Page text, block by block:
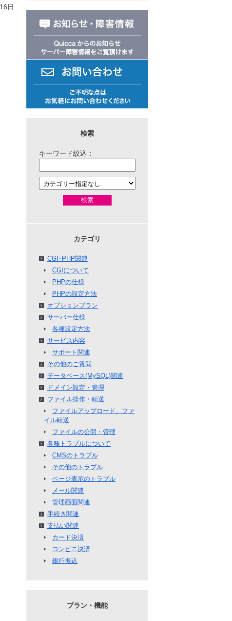
日
検索
キーワード絞込：
検索
カテゴリ
CGI･PHP関連
CGIについて
PHPの仕様
PHPの設定方法
オプションプラン
サーバー仕様
各種設定方法
サービス内容
サポート関連
その他のご質問
データベース(MySQL)関連
ドメイン設定・管理
ファイル操作・転送
ファイルアップロード、ファ
イル転送
ファイルの公開・管理
各種トラブルについて
CMSのトラブル
その他のトラブル
ページ表示のトラブル
メール関連
管理画面関連
手続き関連
支払い関連
カード決済
コンビニ決済
銀行振込
プラン・機能